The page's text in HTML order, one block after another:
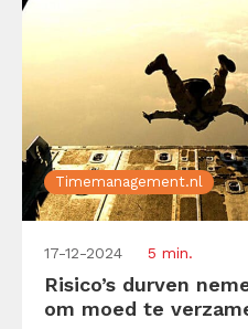
Timemanagement.nl
17-12-2024 5 min.
Risico’s durven
om moed te